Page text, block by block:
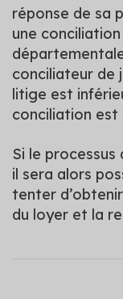
réponse de sa
une
conciliateur de
litige est
conciliation
Si le
il sera alors
tenter
du loyer et la